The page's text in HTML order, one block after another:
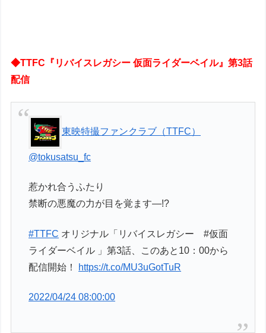
◆TTFC『リバイスレガシー 仮面ライダーベイル』第3話
配信
東映特撮ファンクラブ（TTFC）
@tokusatsu_fc
惹かれ合うふたり
禁断の悪魔の力が目を覚ます―!?
#TTFC オリジナル「リバイスレガシー #仮面
ライダーベイル 」第3話、このあと10：00から
配信開始！
https://t.co/MU3uGotTuR
2022/04/24 08:00:00